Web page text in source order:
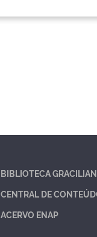
BIBLIOTECA
CENTRAL DE
ACERVO ENAP